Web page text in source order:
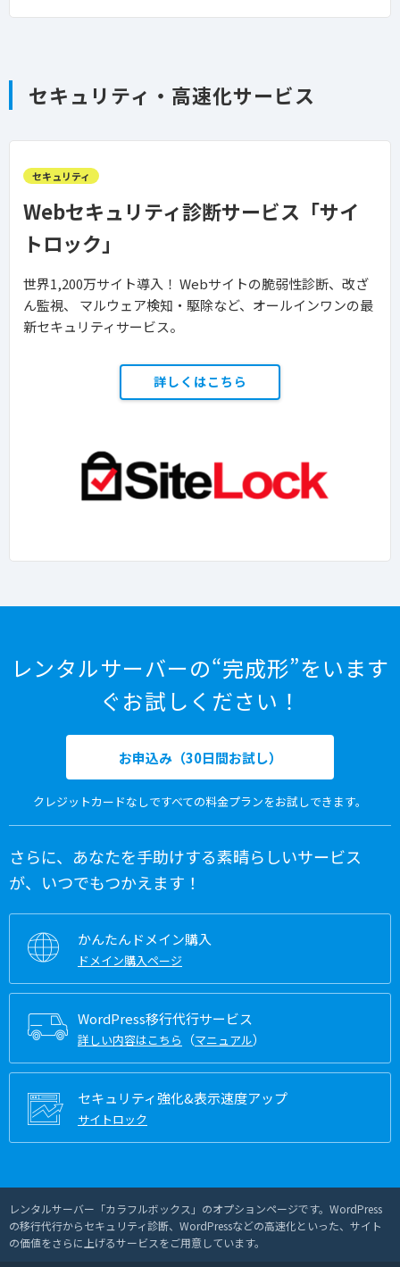
セキュリティ・高速化サービス
セキュリティ
Webセキュリティ診断サービス「サイ
トロック」
世界1,200万サイト導入！ Webサイトの脆弱性診断、改ざ
ん監視、 マルウェア検知・駆除など、オールインワンの最
新セキュリティサービス。
詳しくはこちら
レンタルサーバーの“完成形”をいます
ぐお試しください！
お申込み（30日間お試し）
クレジットカードなしですべての料金プランをお試しできます。
さらに、あなたを手助けする素晴らしいサービス
が、いつでもつかえます！
かんたんドメイン購入
ドメイン購入ページ
WordPress移行代行サービス
詳しい内容はこちら （マニュアル）
セキュリティ強化&表示速度アップ
サイトロック
レンタルサーバー「カラフルボックス」のオプションページです。WordPress
の移行代行からセキュリティ診断、WordPressなどの高速化といった、サイト
の価値をさらに上げるサービスをご用意しています。